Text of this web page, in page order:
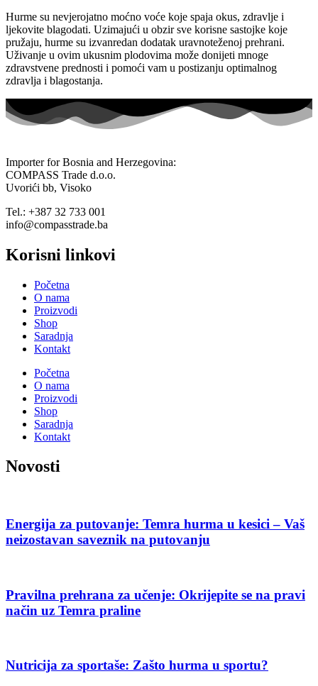
Hurme su nevjerojatno moćno voće koje spaja okus, zdravlje i
ljekovite blagodati. Uzimajući u obzir sve korisne sastojke koje
pružaju, hurme su izvanredan dodatak uravnoteženoj prehrani.
Uživanje u ovim ukusnim plodovima može donijeti mnoge
zdravstvene prednosti i pomoći vam u postizanju optimalnog
zdravlja i blagostanja.
Importer for Bosnia and Herzegovina:
COMPASS Trade d.o.o.
Uvorići bb, Visoko
Tel.: +387 32 733 001
info@compasstrade.ba
Korisni linkovi
Početna
O nama
Proizvodi
Shop
Saradnja
Kontakt
Početna
O nama
Proizvodi
Shop
Saradnja
Kontakt
Novosti
Energija za putovanje: Temra hurma u kesici – Vaš
neizostavan saveznik na putovanju
Pravilna prehrana za učenje: Okrijepite se na pravi
način uz Temra praline
Nutricija za sportaše: Zašto hurma u sportu?